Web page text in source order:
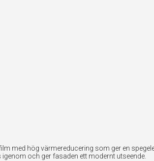
med hög värmereducering som ger en
och ger fasaden ett modernt utseende.